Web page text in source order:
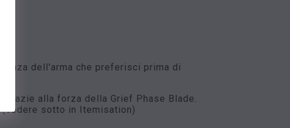
dell'arma che preferisci prima di
alla forza della Grief Phase Blade.
sotto in Itemisation)